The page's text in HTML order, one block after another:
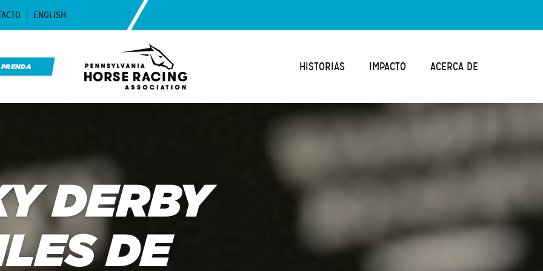
ENGLISH
HISTORIAS IMPACTO ACERCA DE
DERBY
DE